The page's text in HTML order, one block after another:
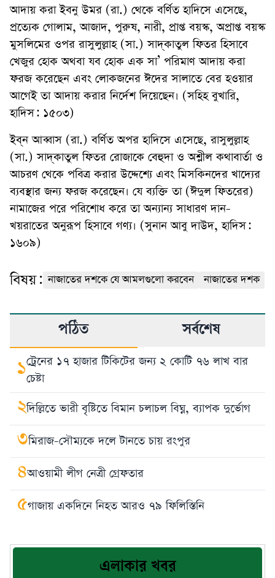
আদায় করা ইবনু উমর (রা.) থেকে বর্ণিত হাদিসে এসেছে,
প্রত্যেক গোলাম, আজাদ, পুরুষ, নারী, প্রাপ্ত বয়স্ক, অপ্রাপ্ত বয়স্ক
মুসলিমের ওপর রাসুলুল্লাহ (সা.) সাদ্‌কাতুল ফিতর হিসাবে
খেজুর হোক অথবা যব হোক এক সা’ পরিমাণ আদায় করা
ফরজ করেছেন এবং লোকজনের ঈদের সালাতে বের হওয়ার
আগেই তা আদায় করার নির্দেশ দিয়েছেন। (সহিহ বুখারি,
হাদিস: ১৫০৩)
ইব্‌ন আব্বাস (রা.) বর্ণিত অপর হাদিসে এসেছে, রাসুলুল্লাহ
(সা.) সাদ্‌কাতুল ফিতর রোজাকে বেহুদা ও অশ্লীল কথাবার্তা ও
আচরণ থেকে পবিত্র করার উদ্দেশ্যে এবং মিসকিনদের খাদ্যের
ব্যবস্থার জন্য ফরজ করেছেন। যে ব্যক্তি তা (ঈদুল ফিতরের)
নামাজের পরে পরিশোধ করে তা অন্যান্য সাধারণ দান-
খয়রাতের অনুরূপ হিসাবে গণ্য। (সুনান আবু দাউদ, হাদিস:
১৬০৯)
বিষয়: নাজাতের দশকে যে আমলগুলো করবেন নাজাতের দশক
পঠিত সর্বশেষ
১ট্রেনের ১৭ হাজার টিকিটের জন্য ২ কোটি ৭৬ লাখ বার
চেষ্টা
২দিল্লিতে ভারী বৃষ্টিতে বিমান চলাচল বিঘ্ন, ব্যাপক দুর্ভোগ
৩মিরাজ-সৌম্যকে দলে টানতে চায় রংপুর
৪আওয়ামী লীগ নেত্রী গ্রেফতার
৫গাজায় একদিনে নিহত আরও ৭৯ ফিলিস্তিনি
এলাকার খবর